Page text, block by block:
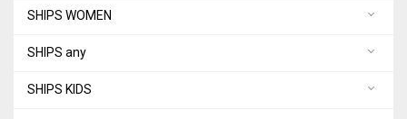
SHIPS WOMEN
SHIPS any
SHIPS KIDS